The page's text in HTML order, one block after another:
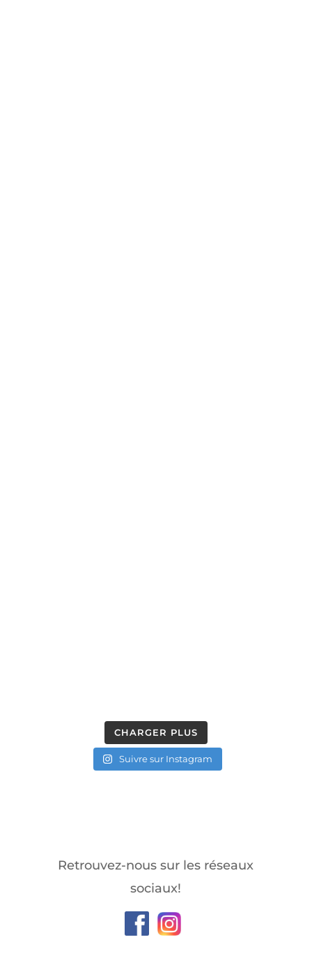
CHARGER PLUS
Suivre sur Instagram
Retrouvez-nous sur les réseaux
sociaux!